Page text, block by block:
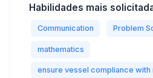
Habilidades mais
Communication Problem
mathematics
ensure vessel compliance with